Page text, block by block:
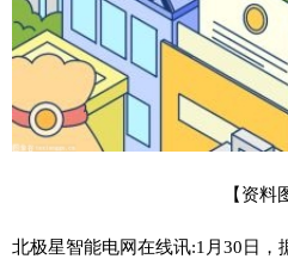
【资料
北极星智能电网在线讯:1月30日，